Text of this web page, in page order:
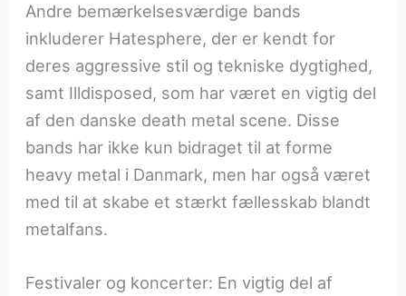
Andre bemærkelsesværdige bands
inkluderer Hatesphere, der er kendt for
deres aggressive stil og tekniske dygtighed,
samt Illdisposed, som har været en vigtig del
af den danske death metal scene. Disse
bands har ikke kun bidraget til at forme
heavy metal i Danmark, men har også været
med til at skabe et stærkt fællesskab blandt
metalfans.
Festivaler og koncerter: En vigtig del af